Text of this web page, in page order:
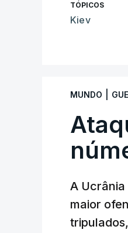
TÓPICOS
Kiev
MUNDO
A Ucrânia
maior